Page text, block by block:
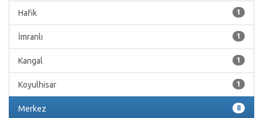
1
Hafik
1
İmranlı
1
Kangal
1
Koyulhisar
8
Merkez